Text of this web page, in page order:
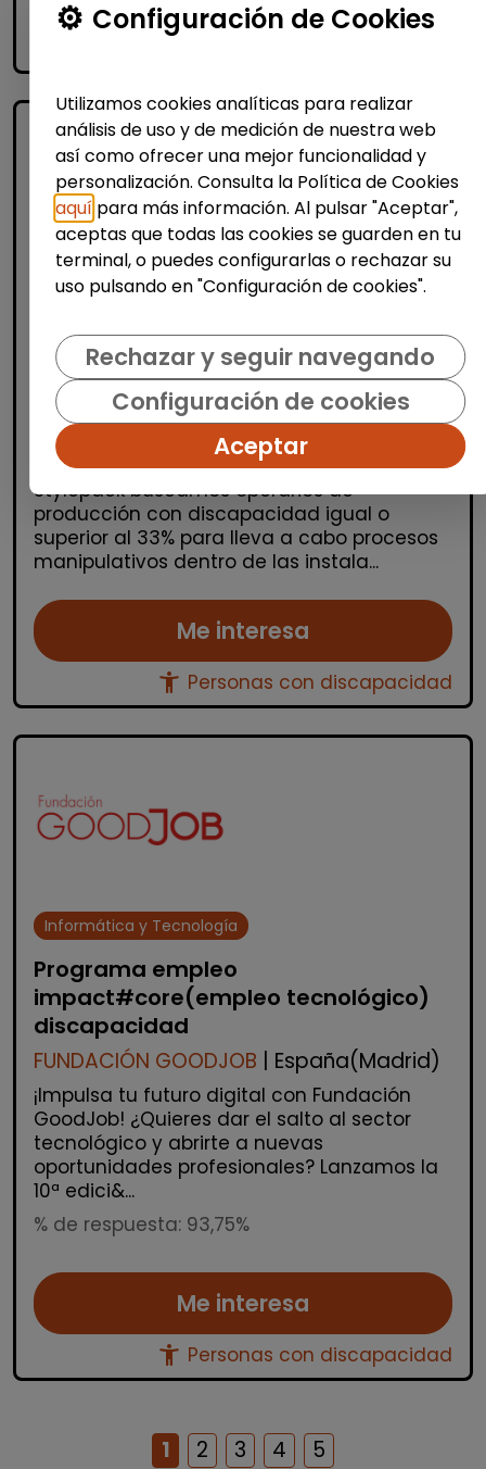
Logística, Almacén y Compras
Operario/a de producción
(Azuqueca de Henares)
| España(Guadalajara)
OPERARIOS/AS DE PRODUCCIÓN Desde
Stylepack buscamos operarios de
producción con discapacidad igual o
superior al 33% para lleva a cabo procesos
manipulativos dentro de las instala...
Me interesa
accessibility_new Personas con discapacidad
Informática y Tecnología
Programa empleo
impact#core(empleo tecnológico)
discapacidad
FUNDACIÓN GOODJOB | España(Madrid)
¡Impulsa tu futuro digital con Fundación
GoodJob! ¿Quieres dar el salto al sector
tecnológico y abrirte a nuevas
oportunidades profesionales? Lanzamos la
10ª edici&...
% de respuesta: 93,75%
Me interesa
accessibility_new Personas con discapacidad
1 2 3 4 5
Configuración de Cookies
Utilizamos cookies analíticas para realizar
análisis de uso y de medición de nuestra web
así como ofrecer una mejor funcionalidad y
personalización. Consulta la Política de Cookies
aquí para más información. Al pulsar "Aceptar",
aceptas que todas las cookies se guarden en tu
terminal, o puedes configurarlas o rechazar su
uso pulsando en "Configuración de cookies".
Rechazar y seguir navegando
Configuración de cookies
Aceptar